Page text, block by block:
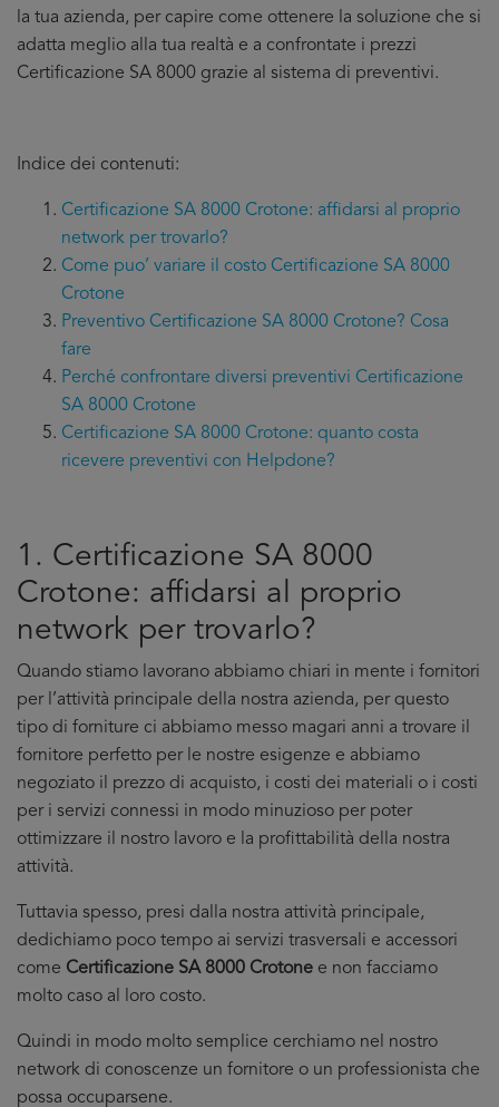
la tua azienda, per capire come ottenere la soluzione che si
adatta meglio alla tua realtà e a confrontate i prezzi
Certificazione SA 8000 grazie al sistema di preventivi.
Indice dei contenuti:
Certificazione SA 8000 Crotone: affidarsi al proprio
network per trovarlo?
Come puo’ variare il costo Certificazione SA 8000
Crotone
Preventivo Certificazione SA 8000 Crotone? Cosa
fare
Perché confrontare diversi preventivi Certificazione
SA 8000 Crotone
Certificazione SA 8000 Crotone: quanto costa
ricevere preventivi con Helpdone?
1. Certificazione SA 8000
Crotone: affidarsi al proprio
network per trovarlo?
Quando stiamo lavorano abbiamo chiari in mente i fornitori
per l’attività principale della nostra azienda, per questo
tipo di forniture ci abbiamo messo magari anni a trovare il
fornitore perfetto per le nostre esigenze e abbiamo
negoziato il prezzo di acquisto, i costi dei materiali o i costi
per i servizi connessi in modo minuzioso per poter
ottimizzare il nostro lavoro e la profittabilità della nostra
attività.
Tuttavia spesso, presi dalla nostra attività principale,
dedichiamo poco tempo ai servizi trasversali e accessori
come Certificazione SA 8000 Crotone e non facciamo
molto caso al loro costo.
Quindi in modo molto semplice cerchiamo nel nostro
network di conoscenze un fornitore o un professionista che
possa occuparsene.